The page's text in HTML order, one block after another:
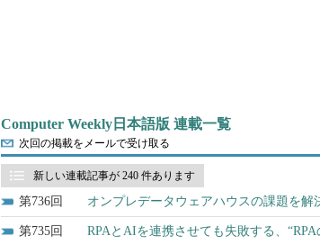
Computer Weekly日本語版 連載一覧
次回の掲載をメールで受け取る
新しい連載記事が 240 件あります
736 オンプレデータウェアハウスの課題を解
735 RPAとAIを連携させても失敗する、